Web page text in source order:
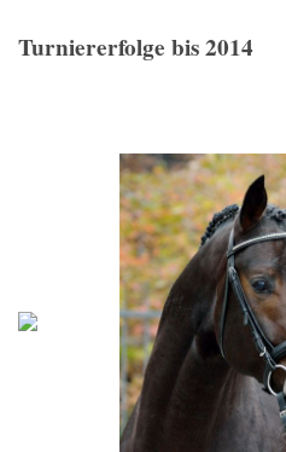
Turniererfolge bis 2014